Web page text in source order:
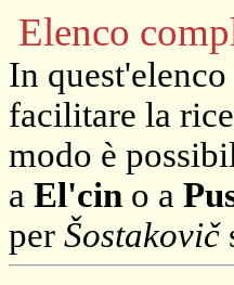
Elenco
In
facilitare la
modo è
a El'cin o a
per Šostakovič